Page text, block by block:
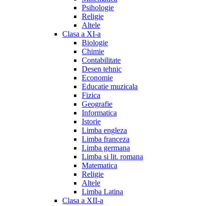
Psihologie
Religie
Altele
Clasa a XI-a
Biologie
Chimie
Contabilitate
Desen tehnic
Economie
Educatie muzicala
Fizica
Geografie
Informatica
Istorie
Limba engleza
Limba franceza
Limba germana
Limba si lit. romana
Matematica
Religie
Altele
Limba Latina
Clasa a XII-a